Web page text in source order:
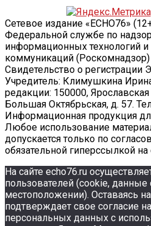
Сетевое издание «ECHO76»
Федеральной службе по
информационных технологий
коммуникаций (Роскомнадзор)
Свидетельство о
Учредитель: Климушкина
редакции: 150000, Ярославская
Большая Октябрьская, д. 57.
Информационная продукция
Любое использование
допускается только по
обязательной гиперссылкой на
На сайте echo76.ru
пользователей (cookie, данные
местоположении). Оставаясь
подтверждает свое согласие
персональных данных c